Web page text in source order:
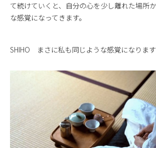
て続けていくと、自分の心を少し離れた場所
な感覚になってきます。
SHIHO まさに私も同じような感覚になります